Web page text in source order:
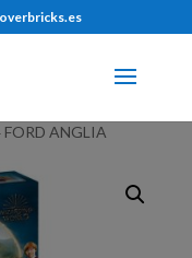
FORD ANGLIA